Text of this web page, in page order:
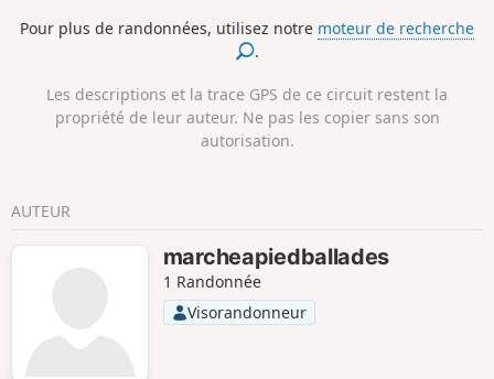
divers vestiges et histoires, grâce à ce
Pour plus de randonnées, utilisez notre moteur de recherche
.
Les descriptions et la trace GPS de ce circuit restent la
propriété de leur auteur. Ne pas les copier sans son
autorisation.
AUTEUR
marcheapiedballades
1 Randonnée
Visorandonneur